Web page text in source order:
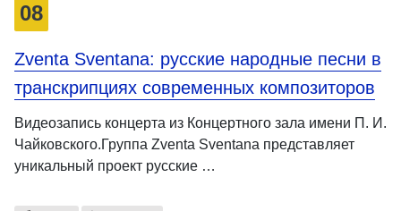
08
Zventa Sventana: русские народные песни в
транскрипциях современных композиторов
Видеозапись концерта из Концертного зала имени П. И.
Чайковского.Группа Zventa Sventana представляет
уникальный проект русские …